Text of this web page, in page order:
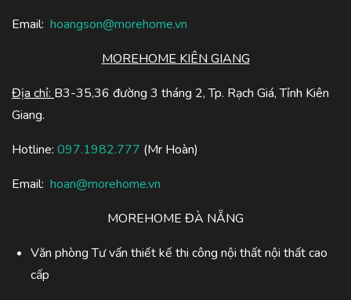
Email: hoangson@morehome.vn
MOREHOME KIÊN GIANG
Địa chỉ: B3-35,36 đường 3 tháng 2, Tp. Rạch Giá, Tỉnh Kiên
Giang.
Hotline: 097.1982.777 (Mr Hoàn)
Email: hoan@morehome.vn
MOREHOME ĐÀ NẴNG
Văn phòng Tư vấn thiết kế thi công nội thất nội thất cao
cấp